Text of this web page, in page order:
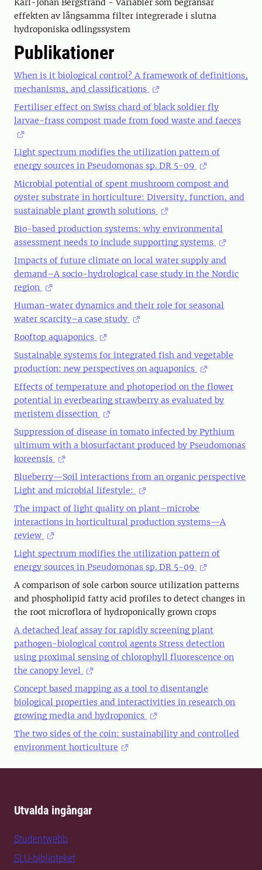
Karl-Johan Bergstrand - Variabler som begränsar
effekten av långsamma filter integrerade i slutna
hydroponiska odlingssystem
Publikationer
When is it biological control? A framework of definitions,
mechanisms, and classifications
Fertiliser effect on Swiss chard of black soldier fly
larvae-frass compost made from food waste and faeces
Light spectrum modifies the utilization pattern of
energy sources in Pseudomonas sp. DR 5-09
Microbial potential of spent mushroom compost and
oyster substrate in horticulture: Diversity, function, and
sustainable plant growth solutions
Bio-based production systems: why environmental
assessment needs to include supporting systems
Impacts of future climate on local water supply and
demand–A socio-hydrological case study in the Nordic
region
Human-water dynamics and their role for seasonal
water scarcity–a case study
Rooftop aquaponics
Sustainable systems for integrated fish and vegetable
production: new perspectives on aquaponics
Effects of temperature and photoperiod on the flower
potential in everbearing strawberry as evaluated by
meristem dissection
Suppression of disease in tomato infected by Pythium
ultimum with a biosurfactant produced by Pseudomonas
koreensis
Blueberry—Soil interactions from an organic perspective
Light and microbial lifestyle:
The impact of light quality on plant–microbe
interactions in horticultural production systems—A
review
Light spectrum modifies the utilization pattern of
energy sources in Pseudomonas sp. DR 5-09
A comparison of sole carbon source utilization patterns
and phospholipid fatty acid profiles to detect changes in
the root microflora of hydroponically grown crops
A detached leaf assay for rapidly screening plant
pathogen-biological control agents Stress detection
using proximal sensing of chlorophyll fluorescence on
the canopy level
Concept based mapping as a tool to disentangle
biological properties and interactivities in research on
growing media and hydroponics
The two sides of the coin: sustainability and controlled
environment horticulture
Utvalda ingångar
Studentwebb
SLU-biblioteket